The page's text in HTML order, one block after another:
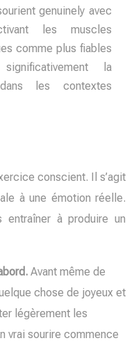
genuinely avec
les muscles
comme plus fiables
la
les contextes
conscient. Il s’agit
à une émotion réelle.
entraîner à produire un
Avant même de
chose de joyeux et
légèrement les
vrai sourire commence